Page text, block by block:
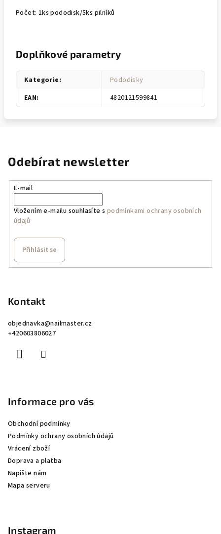
Počet: 1ks pododisk/5ks pilníků
Doplňkové parametry
Kategorie:
Pododisky
EAN: 4820121599841
Odebírat newsletter
E-mail
Vložením e-mailu souhlasíte s podmínkami ochrany osobních
údajů
Přihlásit se
Kontakt
objednavka@nailmaster.cz
+420603806027
Informace pro vás
Obchodní podmínky
Podmínky ochrany osobních údajů
Vrácení zboží
Doprava a platba
Napište nám
Mapa serveru
Instagram